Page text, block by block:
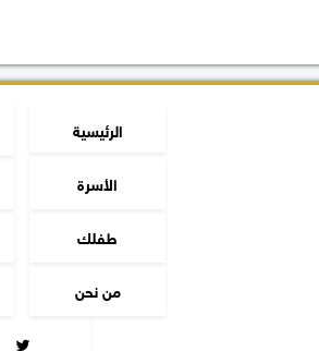
الرئيسية
الأسرة
طفلك
من نحن
